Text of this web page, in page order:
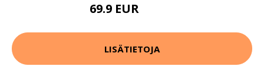
69.9 EUR
LISÄTIETOJA